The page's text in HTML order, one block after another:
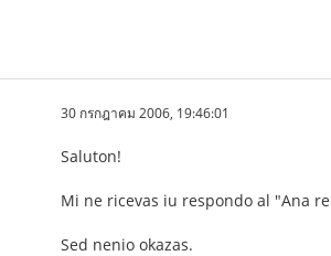
30 กรกฎาคม 2006, 19:46:01
Saluton!
Mi ne ricevas iu respondo al "Ana
Sed nenio okazas.